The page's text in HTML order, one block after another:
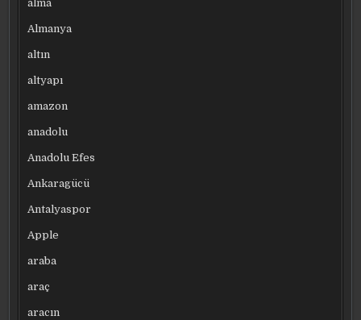
alma
Almanya
altın
altyapı
amazon
anadolu
Anadolu Efes
Ankaragücü
Antalyaspor
Apple
araba
araç
aracın